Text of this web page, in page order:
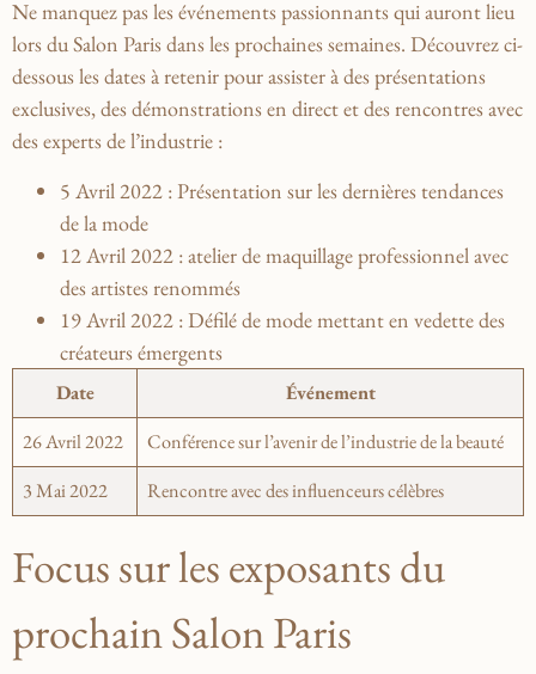
Ne⁢ manquez pas les ‌événements passionnants qui‍ auront lieu⁢
lors du ​Salon Paris dans les prochaines semaines. Découvrez ci-
dessous les dates à retenir pour assister à des présentations
exclusives, des démonstrations en direct et des rencontres avec
des ​experts de l’industrie :
5 Avril 2022 :Présentation sur les dernières tendances
⁢de la mode
12 Avril 2022 ⁤:atelier de maquillage professionnel avec
des artistes renommés
19 Avril 2022 :Défilé de mode mettant en vedette des
créateurs émergents
Date
Événement
26‍ Avril 2022
Conférence ​sur ​l’avenir de l’industrie de‌ la beauté
3 Mai 2022
Rencontre avec des​ influenceurs célèbres
Focus sur les exposants du
prochain Salon Paris